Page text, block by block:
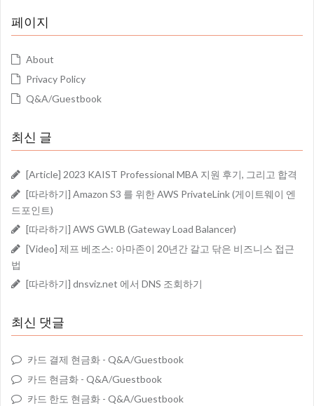
페이지
About
Privacy Policy
Q&A/Guestbook
최신 글
[Article] 2023 KAIST Professional MBA 지원 후기, 그리고 합격
[따라하기] Amazon S3 를 위한 AWS PrivateLink (게이트웨이 엔
드포인트)
[따라하기] AWS GWLB (Gateway Load Balancer)
[Video] 제프 베조스: 아마존이 20년간 갈고 닦은 비즈니스 접근
법
[따라하기] dnsviz.net 에서 DNS 조회하기
최신 댓글
카드 결제 현금화 - Q&A/Guestbook
카드 현금화 - Q&A/Guestbook
카드 한도 현금화 - Q&A/Guestbook